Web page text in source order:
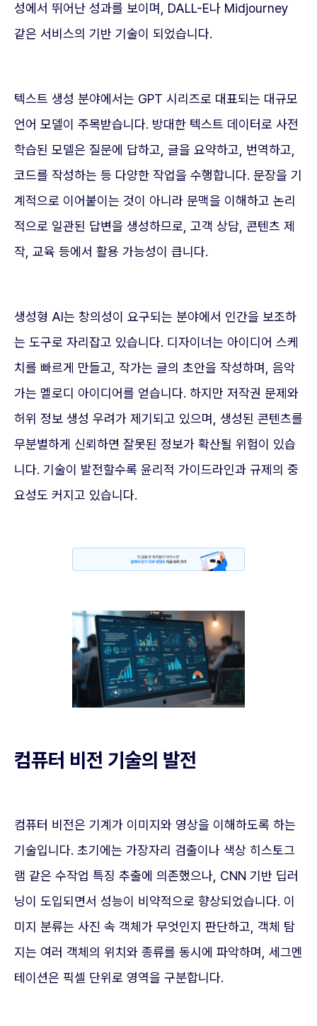
성에서 뛰어난 성과를 보이며, DALL-E나 Midjourney
같은 서비스의 기반 기술이 되었습니다.
텍스트 생성 분야에서는 GPT 시리즈로 대표되는 대규모
언어 모델이 주목받습니다. 방대한 텍스트 데이터로 사전
학습된 모델은 질문에 답하고, 글을 요약하고, 번역하고,
코드를 작성하는 등 다양한 작업을 수행합니다. 문장을 기
계적으로 이어붙이는 것이 아니라 문맥을 이해하고 논리
적으로 일관된 답변을 생성하므로, 고객 상담, 콘텐츠 제
작, 교육 등에서 활용 가능성이 큽니다.
생성형 AI는 창의성이 요구되는 분야에서 인간을 보조하
는 도구로 자리잡고 있습니다. 디자이너는 아이디어 스케
치를 빠르게 만들고, 작가는 글의 초안을 작성하며, 음악
가는 멜로디 아이디어를 얻습니다. 하지만 저작권 문제와
허위 정보 생성 우려가 제기되고 있으며, 생성된 콘텐츠를
무분별하게 신뢰하면 잘못된 정보가 확산될 위험이 있습
니다. 기술이 발전할수록 윤리적 가이드라인과 규제의 중
요성도 커지고 있습니다.
컴퓨터 비전 기술의 발전
컴퓨터 비전은 기계가 이미지와 영상을 이해하도록 하는
기술입니다. 초기에는 가장자리 검출이나 색상 히스토그
램 같은 수작업 특징 추출에 의존했으나, CNN 기반 딥러
닝이 도입되면서 성능이 비약적으로 향상되었습니다. 이
미지 분류는 사진 속 객체가 무엇인지 판단하고, 객체 탐
지는 여러 객체의 위치와 종류를 동시에 파악하며, 세그멘
테이션은 픽셀 단위로 영역을 구분합니다.